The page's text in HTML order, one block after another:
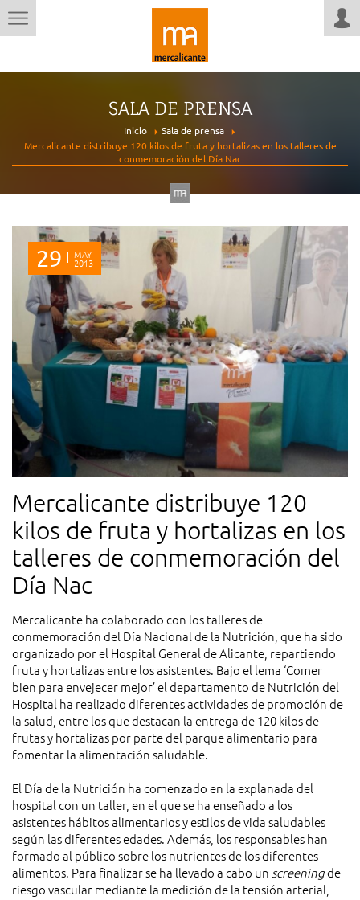
SALA DE PRENSA
Inicio
Sala de prensa
Mercalicante distribuye 120 kilos de fruta y hortalizas en los talleres de
conmemoración del Día Nac
29 MAY
2013
Mercalicante distribuye 120
kilos de fruta y hortalizas en los
talleres de conmemoración del
Día Nac
Mercalicante ha colaborado con los talleres de
conmemoración del Día Nacional de la Nutrición, que ha sido
organizado por el Hospital General de Alicante, repartiendo
fruta y hortalizas entre los asistentes. Bajo el lema ‘Comer
bien para envejecer mejor’ el departamento de Nutrición del
Hospital ha realizado diferentes actividades de promoción de
la salud, entre los que destacan la entrega de 120 kilos de
frutas y hortalizas por parte del parque alimentario para
fomentar la alimentación saludable.
El Día de la Nutrición ha comenzado en la explanada del
hospital con un taller, en el que se ha enseñado a los
asistentes hábitos alimentarios y estilos de vida saludables
según las diferentes edades. Además, los responsables han
formado al público sobre los nutrientes de los diferentes
alimentos. Para finalizar se ha llevado a cabo unscreeningde
riesgo vascular mediante la medición de la tensión arterial,